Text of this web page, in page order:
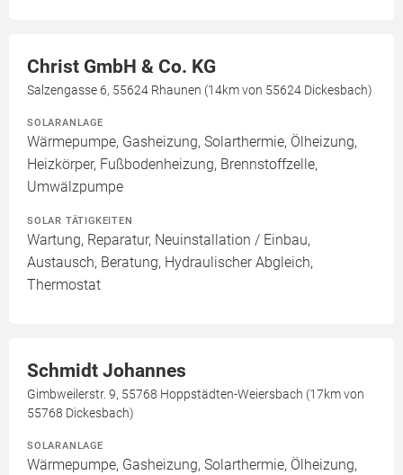
Christ GmbH & Co. KG
Salzengasse 6, 55624 Rhaunen (14km von 55624 Dickesbach)
SOLARANLAGE
Wärmepumpe, Gasheizung, Solarthermie, Ölheizung,
Heizkörper, Fußbodenheizung, Brennstoffzelle,
Umwälzpumpe
SOLAR TÄTIGKEITEN
Wartung, Reparatur, Neuinstallation / Einbau,
Austausch, Beratung, Hydraulischer Abgleich,
Thermostat
Schmidt Johannes
Gimbweilerstr. 9, 55768 Hoppstädten-Weiersbach (17km von
55768 Dickesbach)
SOLARANLAGE
Wärmepumpe, Gasheizung, Solarthermie, Ölheizung,